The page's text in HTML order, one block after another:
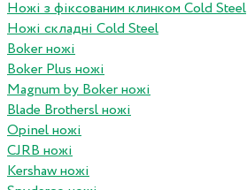
Ножі з фіксованим клинком Cold Steel
Ножі складні Cold Steel
Boker ножі
Boker Plus ножі
Magnum by Boker ножі
Blade Brothersl ножі
Opinel ножі
CJRB ножі
Kershaw ножі